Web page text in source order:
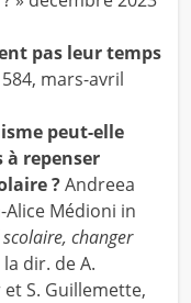
pas leur temps
584, mars-avril
peut-elle
à repenser
?Andreea
Médioni in
changer
dir. de A.
S. Guillemette,